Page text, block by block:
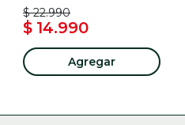
$ 22.990
$ 14.990
Agregar